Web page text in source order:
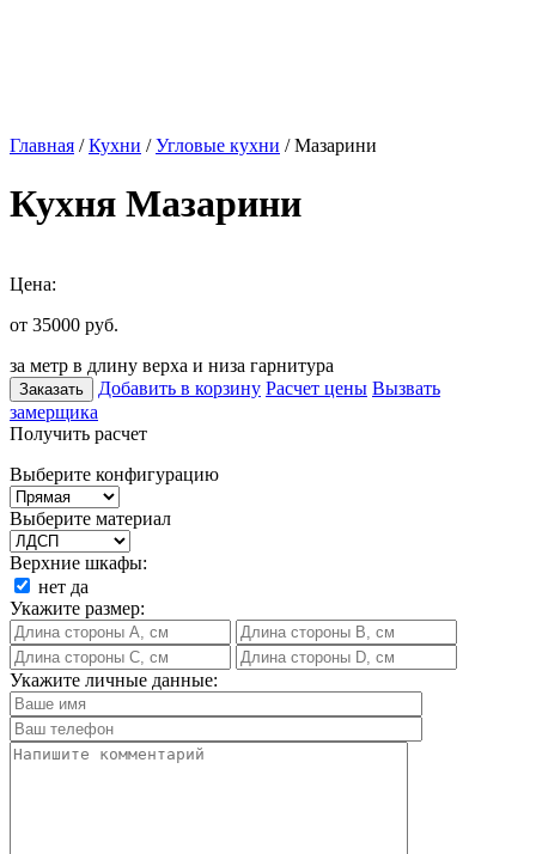
Главная /Кухни /Угловые кухни / Мазарини
Кухня Мазарини
Цена:
от 35000 руб.
за метр в длину верха и низа гарнитура
Заказать Добавить в корзину Расчет цены Вызвать
замерщика
Получить расчет
Выберите конфигурацию
Выберите материал
Верхние шкафы:
нет да
Укажите размер:
Укажите личные данные: